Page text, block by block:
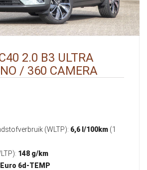
2.0 B3 ULTRA
/ 360 CAMERA
(WLTP): 6,6 l/100km (1
148 g/km
Euro 6d-TEMP